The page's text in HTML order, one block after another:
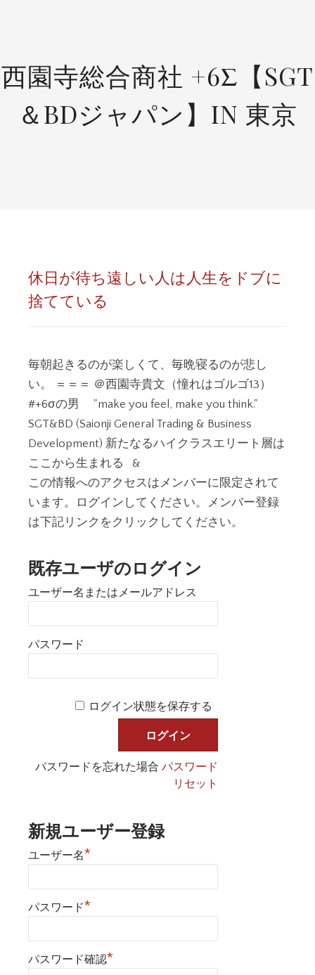
西園寺総合商社 +6Σ【SGT
＆BDジャパン】IN 東京
休日が待ち遠しい人は人生をドブに
捨てている
毎朝起きるのが楽しくて、毎晩寝るのが悲し
い。 ＝＝＝ ＠西園寺貴文（憧れはゴルゴ13）
#+6σの男 "make you feel, make you think."
SGT&BD (Saionji General Trading & Business
Development) 新たなるハイクラスエリート層は
ここから生まれる &
この情報へのアクセスはメンバーに限定されて
います。ログインしてください。メンバー登録
は下記リンクをクリックしてください。
既存ユーザのログイン
ユーザー名またはメールアドレス
パスワード
ログイン状態を保存する
パスワードを忘れた場合パスワード
リセット
新規ユーザー登録
ユーザー名*
パスワード*
パスワード確認*